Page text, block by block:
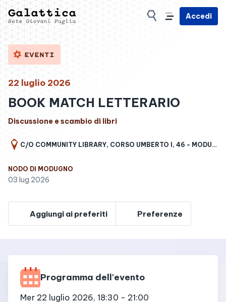
Accedi
EVENTI
22 luglio 2026
BOOK MATCH LETTERARIO
Discussione e scambio di libri
C/O COMMUNITY LIBRARY, CORSO UMBERTO I, 46 - MODUGNO
NODO DI MODUGNO
03 lug 2026
Aggiungi ai preferiti Preferenze
Programma dell'evento
mer 22 luglio 2026, 18:30 - 21:00